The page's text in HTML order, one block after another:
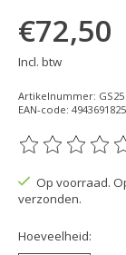
€72,50
Incl. btw
Artikelnummer: GS25
EAN-code:
De
Op voorraad.
verzonden.
Hoeveelheid: